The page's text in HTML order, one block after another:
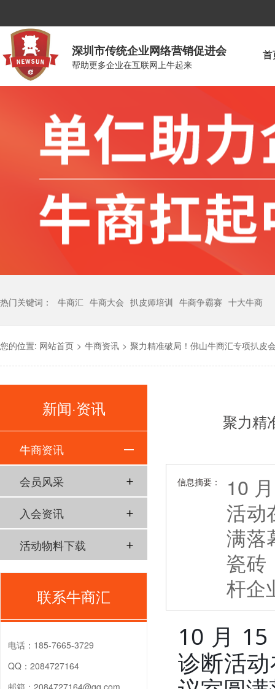
深圳市传统企业网络营销促进会
帮助更多企业在互联网上牛起来
热门关键词： 牛商汇 牛商大会 扒皮师培训 牛商争霸赛 十大牛商
您的位置: 网站首页 > 牛商资讯 > 聚力精准破局！佛山牛商汇专项扒皮
聚力精
信息摘要：
10
活动
满落
瓷砖
杆企
10 月
诊断活
新闻·资讯
牛商资讯
会员风采
入会资讯
活动物料下载
联系牛商汇
电话： 185-7665-3729
QQ： 2084727164
邮箱： 2084727164@qq.com